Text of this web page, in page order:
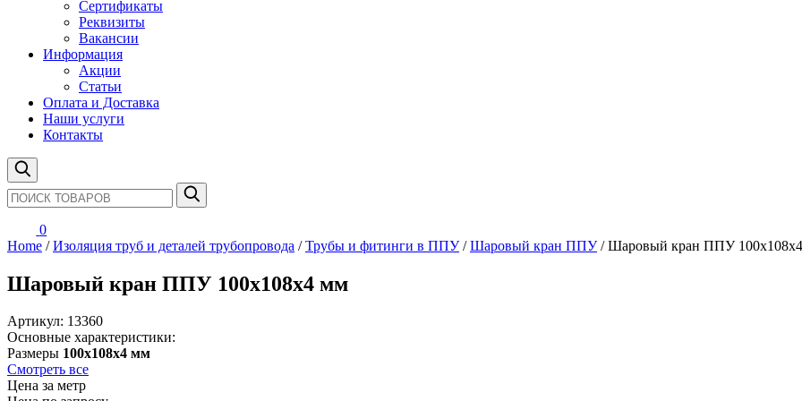
Сертификаты
Реквизиты
Вакансии
Информация
Акции
Статьи
Оплата и Доставка
Наши услуги
Контакты
0
Home /Изоляция труб и деталей трубопровода /Трубы и фитинги в ППУ/Шаровый кран ППУ/ Шаровый кран ППУ
Шаровый кран ППУ 100х108х4 мм
Артикул: 13360
Основные характеристики:
Размеры 100х108х4 мм
Смотреть все
Цена за метр